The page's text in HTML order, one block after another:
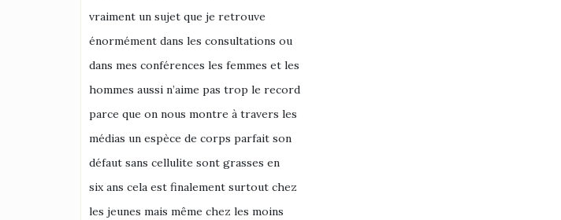
vraiment un sujet que je retrouve
énormément dans les consultations ou
dans mes conférences les femmes et les
hommes aussi n’aime pas trop le record
parce que on nous montre à travers les
médias un espèce de corps parfait son
défaut sans cellulite sont grasses en
six ans cela est finalement surtout chez
les jeunes mais même chez les moins